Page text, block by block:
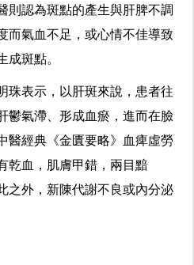
則認為斑點的產生與肝脾不調
而氣血不足，或心情不佳導致
成斑點。
珠表示，以肝斑來說，患者往
鬱氣滯、形成血瘀，進而在臉
醫經典《金匱要略》血痺虛勞
乾血，肌膚甲錯，兩目黯
之外，新陳代謝不良或內分泌